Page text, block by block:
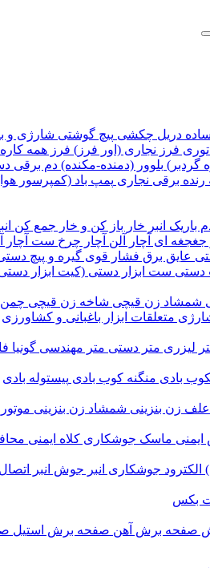
دریل چکشی پیچ گوشتی شارژی و
فرز نجاری (اور فرز) فرز همه کاره
گردبر) بلوور (دمنده-مکنده) دم برقی
رنده برقی نجاری پمپ باد (کمپرسور
باریک انبر خار باز کن و خار جمع کن
جغجغه ای آچار آلن آچار چرخ ست آچار
عایق برق فشار قوی گیره و پیچ
دستی ست ابزار دستی (کیت ابزار
شمشاد زن قیچی شاخه زن قیچی
متعلقات ابزار باغبانی و کشاورزی
لیزری متر دستی متر مهندسی گونیا
بادی منگنه کوب بادی پیستوله بادی
علف زن بنزینی شمشاد زن بنزینی
ماسک جوشکاری کلاه ایمنی
الکترود جوشکاری انبر جوش انبر اتصال
بکس
صفحه برش‌ آهن صفحه برش‌ استیل